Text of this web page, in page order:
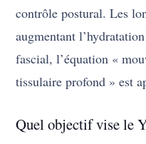
contrôle postural. Les
augmentant
fascial, l’équation «
tissulaire profond » est
Quel objectif vise le